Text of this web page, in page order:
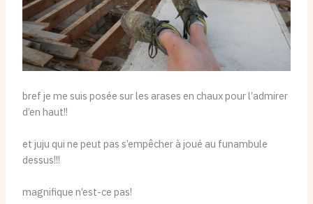
bref je me suis posée sur les arases en chaux pour l’admirer
d’en haut!!
et juju qui ne peut pas s’empêcher à joué au funambule
dessus!!!
magnifique n’est-ce pas!